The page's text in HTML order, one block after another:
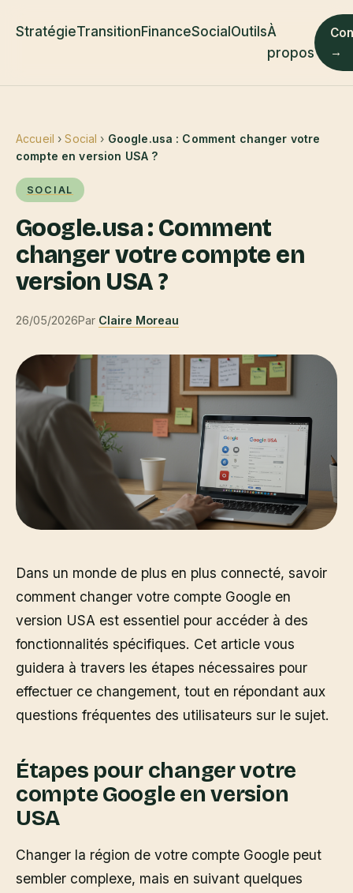
StratégieTransitionFinanceSocialOutilsÀ
propos
→
Accueil ›Social › Google.usa : Comment changer votre
compte en version USA ?
SOCIAL
Google.usa : Comment
changer votre compte en
version USA ?
26/05/2026Par Claire Moreau
Dans un monde de plus en plus connecté, savoir
comment changer votre compte Google en
version USA est essentiel pour accéder à des
fonctionnalités spécifiques. Cet article vous
guidera à travers les étapes nécessaires pour
effectuer ce changement, tout en répondant aux
questions fréquentes des utilisateurs sur le sujet.
Étapes pour changer votre
compte Google en version
USA
Changer la région de votre compte Google peut
sembler complexe, mais en suivant quelques